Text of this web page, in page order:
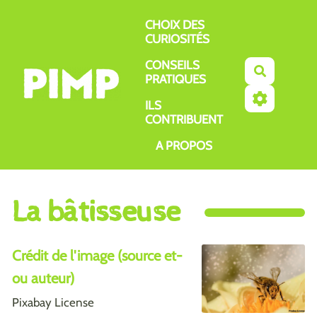
CHOIX DES
CURIOSITÉS
CONSEILS
PRATIQUES
ILS
CONTRIBUENT
A PROPOS
La bâtisseuse
Crédit de l'image (source et-
ou auteur)
Pixabay License